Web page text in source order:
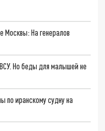
Москвы: На генералов
Но беды для малышей не
по иранскому судну на